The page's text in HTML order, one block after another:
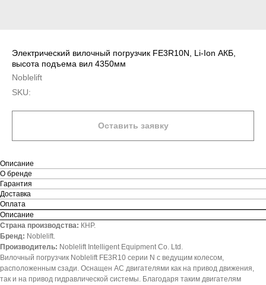
Электрический вилочный погрузчик FE3R10N, Li-Ion АКБ,
высота подъема вил 4350мм
Noblelift
SKU:
Оставить заявку
Описание
О бренде
Гарантия
Доставка
Оплата
Описание
Страна производства: КНР.
Бренд: Noblelift.
Производитель: Noblelift Intelligent Equipment Co. Ltd.
Вилочный погрузчик Noblelift FE3R10 серии N с ведущим колесом,
расположенным сзади. Оснащен АС двигателями как на привод движения,
так и на привод гидравлической системы. Благодаря таким двигателям